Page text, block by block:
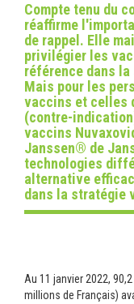
Compte tenu du
réaffirme
de rappel. Elle
privilégier les
référence dans
Mais pour les
vaccins et celles
(contre-
vaccins
Janssen® de
technologies
alternative
dans la stratégie
Au 11 janvier 2022,
millions de Français)